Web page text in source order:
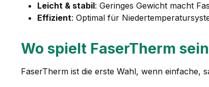
Leicht & stabil: Geringes Gewicht macht
Effizient: Optimal für
Wo spielt FaserTherm
FaserTherm ist die erste Wahl, wenn einfache,